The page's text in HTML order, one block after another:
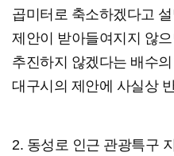
곱미터로 축소하겠다고
제안이 받아들여지지 않
추진하지 않겠다는 배수
대구시의 제안에 사실상
2. 동성로 인근 관광특구